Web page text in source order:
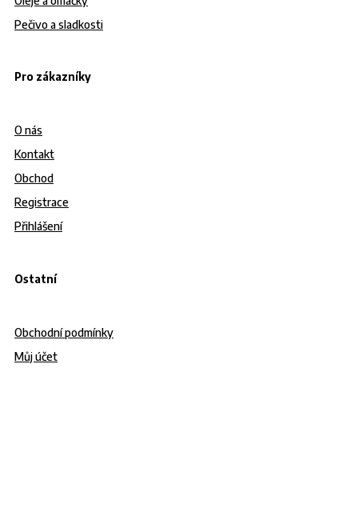
Pečivo a sladkosti
Pro zákazníky
O nás
Kontakt
Obchod
Registrace
Přihlášení
Ostatní
Obchodní podmínky
Můj účet